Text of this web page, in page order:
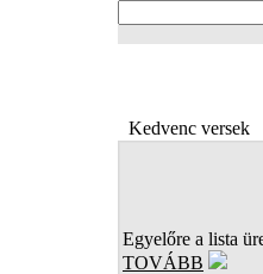
Kedvenc versek
Egyelőre a lista
TOVÁBB